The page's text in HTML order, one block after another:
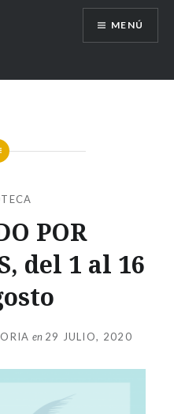
MENÚ
POR
del 1 al 16
en 29 JULIO, 2020